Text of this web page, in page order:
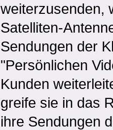
weiterzusenden,
Satelliten-
Sendungen der
"Persönlichen
Kunden
greife sie in das
ihre Sendungen